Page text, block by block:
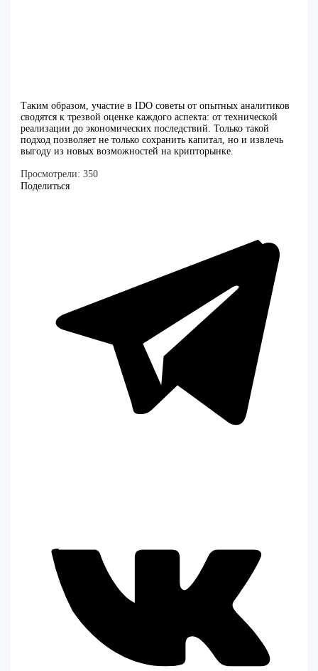
Таким образом, участие в IDO советы от опытных аналитиков
сводятся к трезвой оценке каждого аспекта: от технической
реализации до экономических последствий. Только такой
подход позволяет не только сохранить капитал, но и извлечь
выгоду из новых возможностей на крипторынке.
Просмотрели: 350
Поделиться